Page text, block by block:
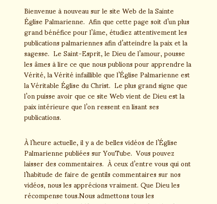
Bienvenue à nouveau sur le site Web de la Sainte
Église Palmarienne. Afin que cette page soit d’un plus
grand bénéfice pour l’âme, étudiez attentivement les
publications palmariennes afin d’atteindre la paix et la
sagesse. Le Saint-Esprit, le Dieu de l’amour, pousse
les âmes à lire ce que nous publions pour apprendre la
Vérité, la Vérité infaillible que l’Église Palmarienne est
la Véritable Église du Christ. Le plus grand signe que
l’on puisse avoir que ce site Web vient de Dieu est la
paix intérieure que l’on ressent en lisant ses
publications.
À l’heure actuelle, il y a de belles vidéos de l’Église
Palmarienne publiées sur YouTube. Vous pouvez
laisser des commentaires. À ceux d’entre vous qui ont
l’habitude de faire de gentils commentaires sur nos
vidéos, nous les apprécions vraiment. Que Dieu les
récompense tous.Nous admettons tous les